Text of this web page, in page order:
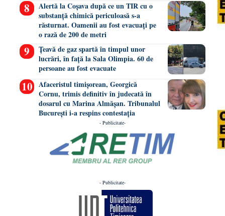
Alertă la Coșava după ce un TIR cu o
substanță chimică periculoasă s-a
răsturnat. Oamenii au fost evacuați pe
o rază de 200 de metri
Țeavă de gaz spartă în timpul unor
lucrări, în față la Sala Olimpia. 60 de
persoane au fost evacuate
Afaceristul timișorean, Georgică
Cornu, trimis definitiv în judecată în
dosarul cu Marina Almășan. Tribunalul
București i-a respins contestația
- Publicitate-
- Publicitate-